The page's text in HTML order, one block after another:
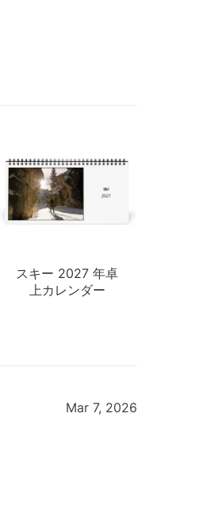
スキー 2027 年卓
上カレンダー
Mar 7, 2026